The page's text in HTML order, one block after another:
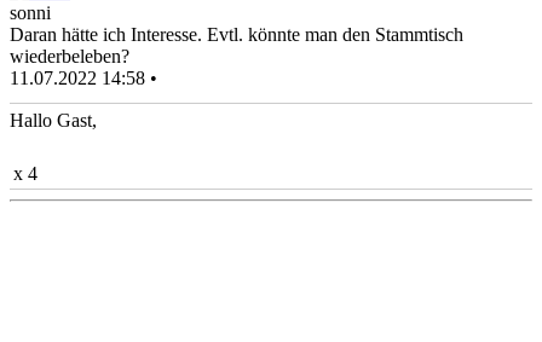
sonni
Daran hätte ich Interesse. Evtl. könnte man den Stammtisch
wiederbeleben?
11.07.2022 14:58 •
Hallo Gast,
x 4